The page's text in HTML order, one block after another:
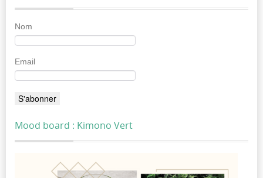
Nom
Email
Mood board : Kimono Vert